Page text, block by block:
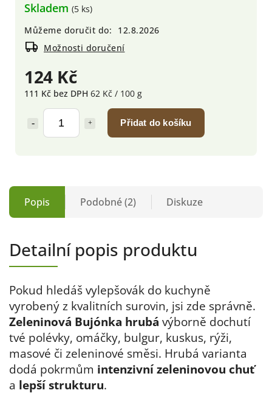
124 Kč
111 Kč bez DPH 62 Kč / 100 g
Přidat do košíku
Skladem (5 ks)
Můžeme doručit do:
12.8.2026
Možnosti doručení
Popis Podobné (2) Diskuze
Detailní popis produktu
Pokud hledáš vylepšovák do kuchyně
vyrobený z kvalitních surovin, jsi zde správně.
Zeleninová Bujónka hrubá výborně dochutí
tvé polévky, omáčky, bulgur, kuskus, rýži,
masové či zeleninové směsi. Hrubá varianta
dodá pokrmům intenzivní zeleninovou chuť
a lepší strukturu.